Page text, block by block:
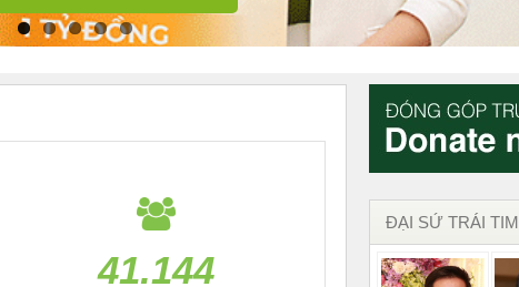
41.144
ĐẠI SỨ TRÁI TIM